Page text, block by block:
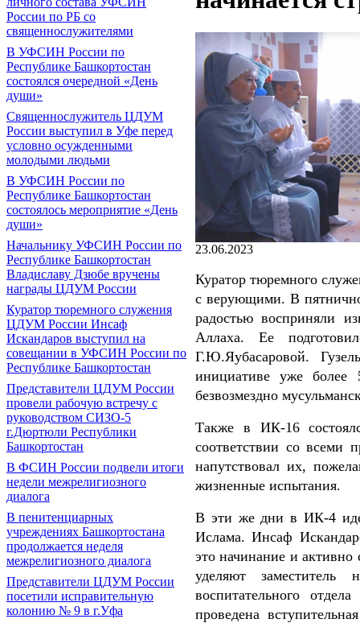
России по РБ со
священнослужителями
В УФСИН России по
Республике Башкортостан
состоялся очередной «День
души»
Священнослужитель ЦДУМ
России выступил в Уфе перед
условно осужденными
молодыми людьми
В УФСИН России по
Республике Башкортостан
состоялось мероприятие «День
души»
Начальнику УФСИН России по
Республике Башкортостан
Владиславу Дзюбе вручены
награды ЦДУМ России
Куратор тюремного служения
ЦДУМ России Инсаф
Искандаров выступил на
совещании в УФСИН России по
Республике Башкортостан
Представители ЦДУМ России
провели рабочую встречу с
руководством СИЗО-5
г.Дюртюли Республики
Башкортостан
В ФСИН России подвели итоги
недели межрелигиозного
диалога
В пенитенциарных
учреждениях Башкортостана
продолжается неделя
межрелигиозного диалога
Представители ЦДУМ России
посетили исправительную
колонию № 9 в г.Уфа
23.06.2023
Куратор тюремного
с верующими. В
радостью восприняли
Аллаха. Ее
Г.Ю.Яубасаровой.
инициативе уже более
безвозмездно
Также в ИК-16
соответствии со всеми
напутствовал их,
жизненные испытания.
В эти же дни в ИК-4
Ислама. Инсаф
это начинание и
уделяют заместитель
воспитательного
проведена